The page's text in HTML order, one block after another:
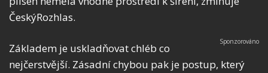
ČeskýRozhlas.
Základem je uskladňovat chléb co
nejčerstvější. Zásadní chybou pak je postup, který